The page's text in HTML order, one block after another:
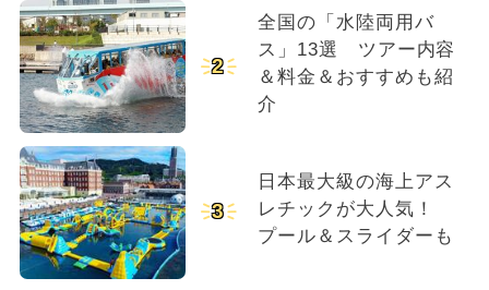
2
全国の「水陸両用バ
ス」13選 ツアー内容
＆料金＆おすすめも紹
介
3
日本最大級の海上アス
レチックが大人気！
プール＆スライダーも